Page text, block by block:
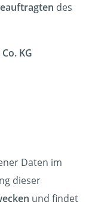
des
KG
Daten im
dieser
und findet